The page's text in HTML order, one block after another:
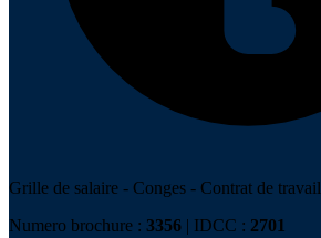
Grille de salaire - Conges - Contrat de travail
Numero brochure : 3356 | IDCC : 2701